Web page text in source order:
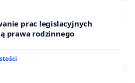
prac legislacyjnych
prawa rodzinnego